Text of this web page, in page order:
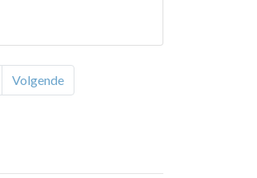
Volgende